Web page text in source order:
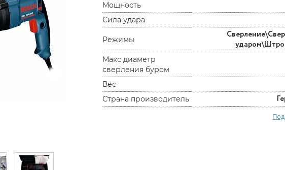
Мощность
Сила удара
Режимы
Макс диаметр
сверления буром
Вес
Страна производитель